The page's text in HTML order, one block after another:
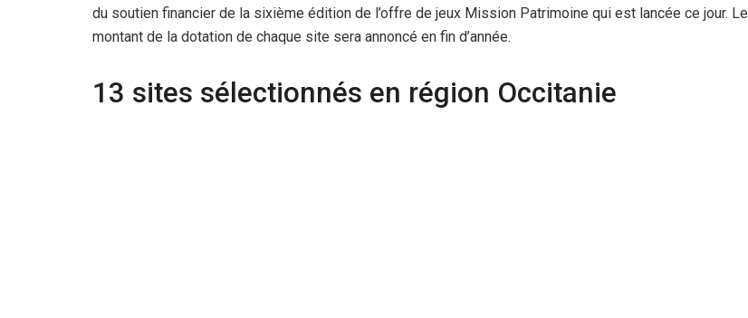
du soutien financier de la sixième édition de l’offre de jeux Mission Patrimoine qui est lancée ce jour. Le
montant de la dotation de chaque site sera annoncé en fin d’année.
13 sites sélectionnés en région Occitanie